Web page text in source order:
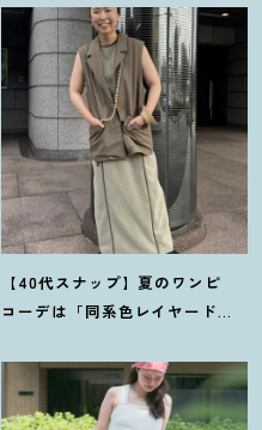
【40代スナップ】夏のワンピ
コーデは「同系色レイヤード」
さん